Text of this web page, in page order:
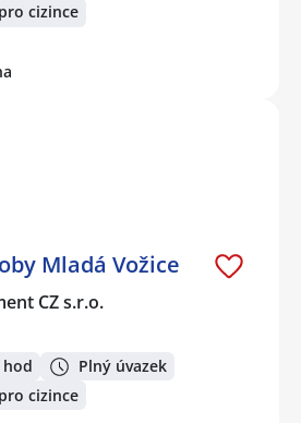
cizince
Mladá Vožice
CZ s.r.o.
hod
Plný úvazek
cizince